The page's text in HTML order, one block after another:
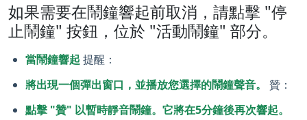
如果需要在鬧鐘響起前取消，請點擊 "停
止鬧鐘" 按鈕，位於 "活動鬧鐘" 部分。
當鬧鐘響起 提醒：
將出現一個彈出窗口，並播放您選擇的鬧鐘聲音。
贊：
點擊 "贊" 以暫時靜音鬧鐘。它將在5分鐘後再次響起。